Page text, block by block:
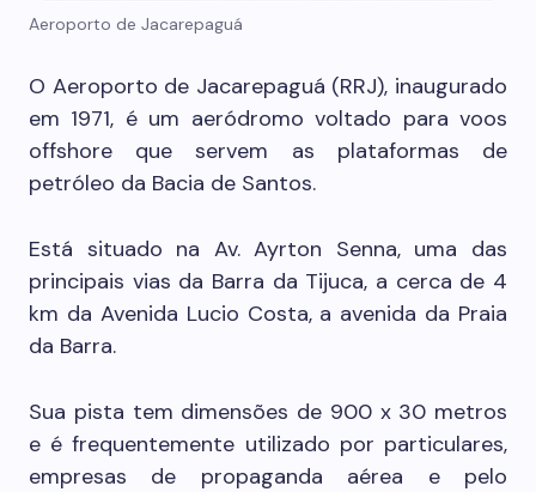
Aeroporto de Jacarepaguá
O Aeroporto de Jacarepaguá (RRJ), inaugurado
em 1971, é um aeródromo voltado para voos
offshore que servem as plataformas de
petróleo da Bacia de Santos.
Está situado na Av. Ayrton Senna, uma das
principais vias da Barra da Tijuca, a cerca de 4
km da Avenida Lucio Costa, a avenida da Praia
da Barra.
Sua pista tem dimensões de 900 x 30 metros
e é frequentemente utilizado por particulares,
empresas de propaganda aérea e pelo